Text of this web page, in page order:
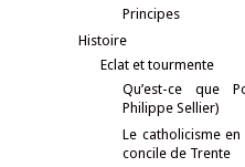
Principes
Histoire
Eclat et tourmente
Qu’est-ce que
Philippe Sellier)
Le catholicisme
concile de Trente